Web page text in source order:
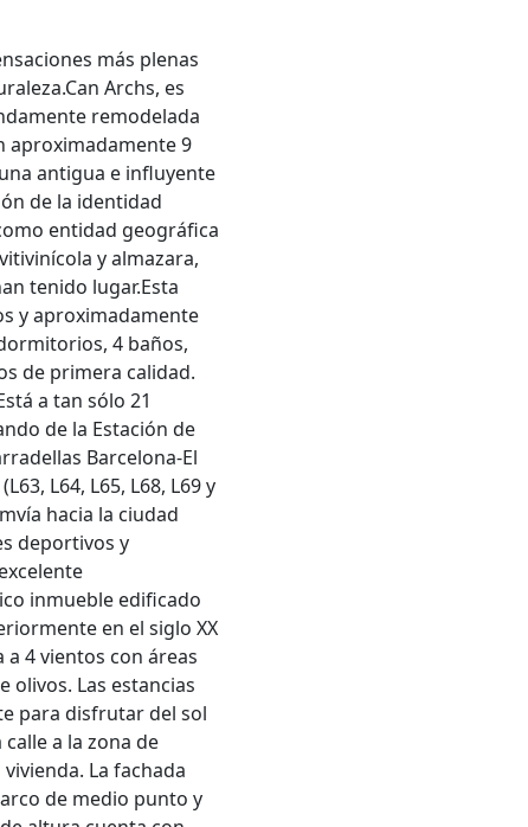
más plenas
Archs, es
remodelada
aproximadamente 9
antigua e influyente
de la identidad
entidad geográfica
y almazara,
tenido lugar.Esta
y aproximadamente
4 baños,
de primera calidad.
a tan sólo 21
de la Estación de
Barcelona-El
L64, L65, L68, L69 y
hacia la ciudad
deportivos y
inmueble edificado
en el siglo XX
4 vientos con áreas
olivos. Las estancias
para disfrutar del sol
a la zona de
La fachada
de medio punto y